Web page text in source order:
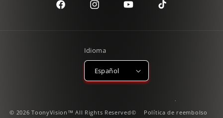
Facebook InstagramYouTube TikTok
Idioma
Español
© 2026 ToonyVision™ All Rights Reserved© Política de reembolso